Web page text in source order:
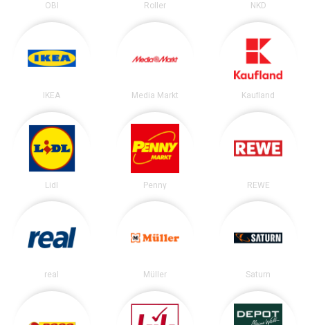
OBI Roller NKD
IKEA Media Markt Kaufland
Lidl Penny REWE
real Müller Saturn